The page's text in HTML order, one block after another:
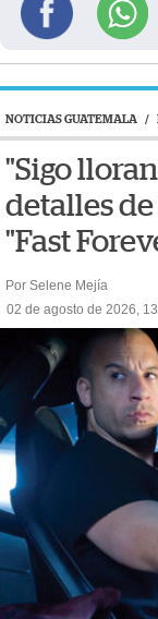
NOTICIAS GUATEMALA /
"Sigo
detalles
"Fast
Por Selene Mejía
02 de agosto de 2026,